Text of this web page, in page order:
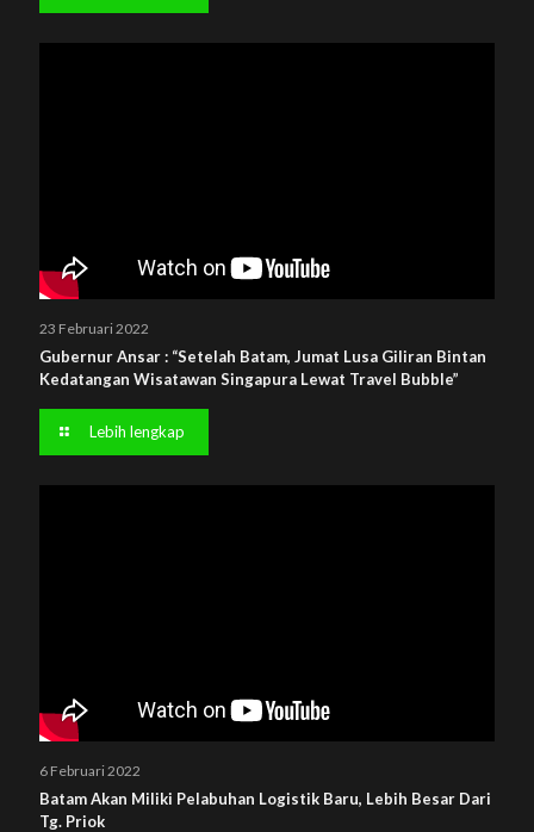
23 Februari 2022
Gubernur Ansar : “Setelah Batam, Jumat Lusa Giliran Bintan
Kedatangan Wisatawan Singapura Lewat Travel Bubble”
Lebih lengkap
6 Februari 2022
Batam Akan Miliki Pelabuhan Logistik Baru, Lebih Besar Dari
Tg. Priok